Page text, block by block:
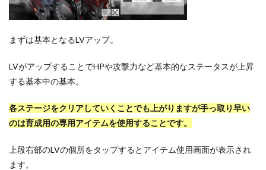
まずは基本となるLVアップ。
LVがアップすることでHPや攻撃力など基本的なステータスが上昇
する基本中の基本。
各ステージをクリアしていくことでも上がりますが手っ取り早い
のは育成用の専用アイテムを使用することです。
上段右部のLVの個所をタップするとアイテム使用画面が表示され
ます。